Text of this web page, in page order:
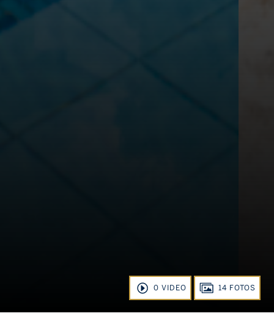
0 VIDEO 14 FOTOS